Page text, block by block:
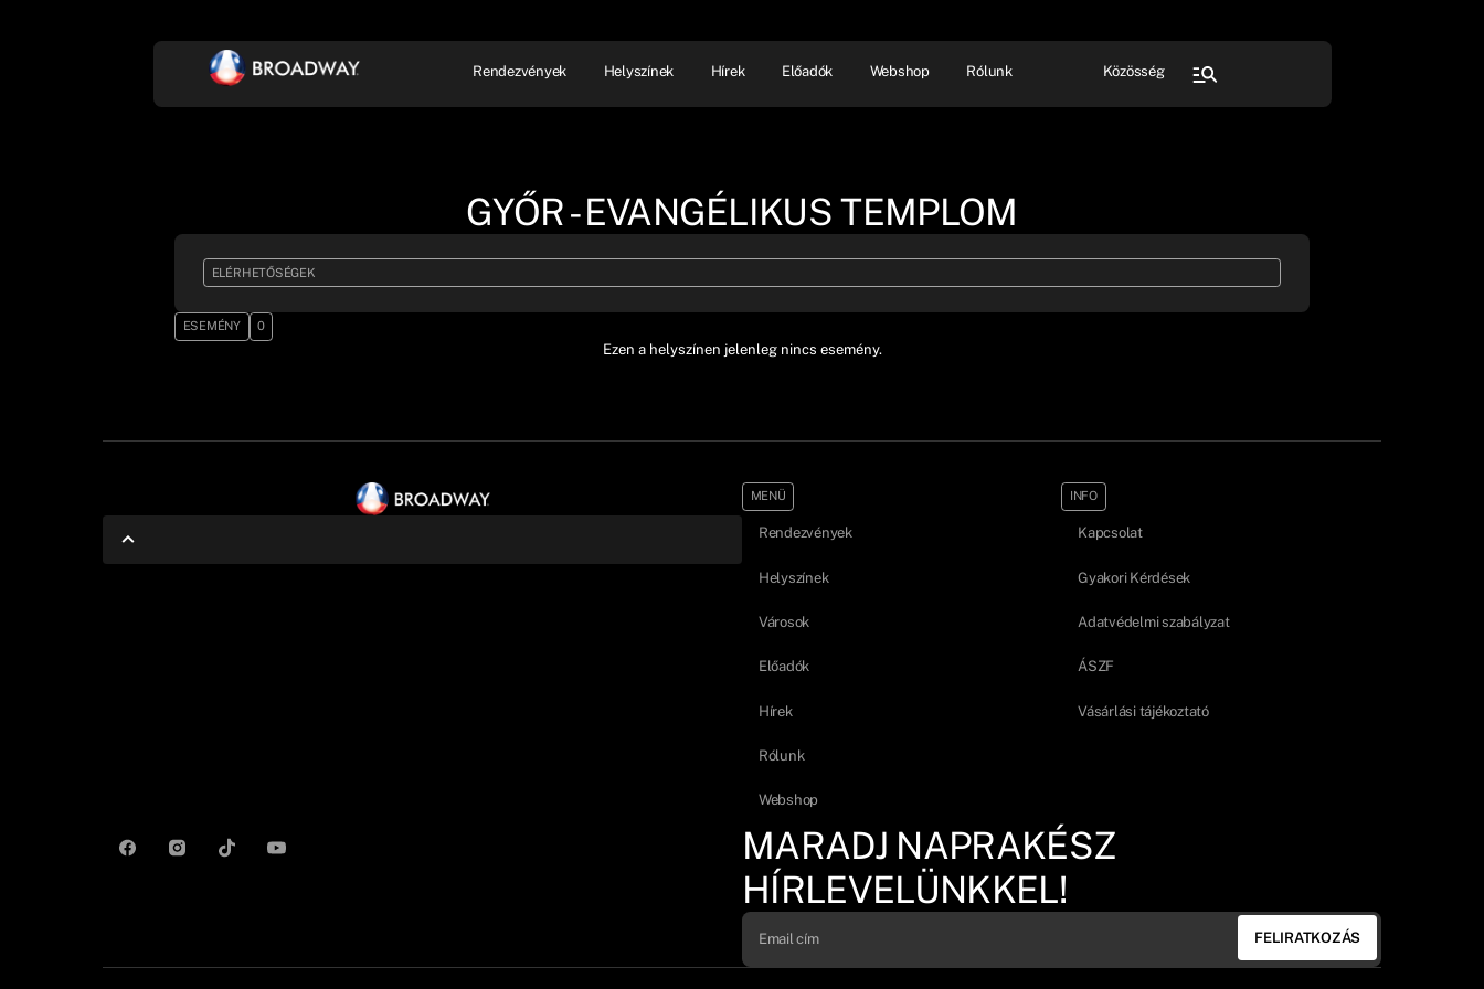
Rendezvények Helyszínek Hírek Előadók Webshop Rólunk Közösség
GYŐR - EVANGÉLIKUS TEMPLOM
ELÉRHETŐSÉGEK
ESEMÉNY 0
Ezen a helyszínen jelenleg nincs esemény.
MENÜ
Rendezvények
Helyszínek
Városok
Előadók
Hírek
Rólunk
Webshop
INFO
Kapcsolat
Gyakori Kérdések
Adatvédelmi szabályzat
ÁSZF
Vásárlási tájékoztató
MARADJ NAPRAKÉSZ
HÍRLEVELÜNKKEL!
FELIRATKOZÁS